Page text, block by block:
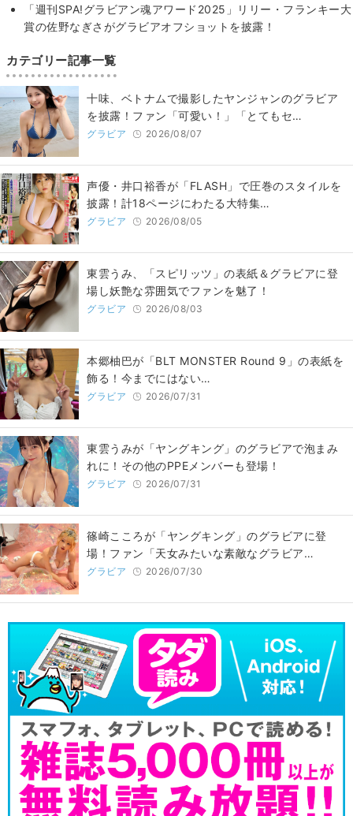
「週刊SPA!グラビアン魂アワード2025」リリー・フランキー大
賞の佐野なぎさがグラビアオフショットを披露！
カテゴリー記事一覧
十味、ベトナムで撮影したヤンジャンのグラビア
を披露！ファン「可愛い！」「とてもセ…
グラビア 2026/08/07
声優・井口裕香が「FLASH」で圧巻のスタイルを
披露！計18ページにわたる大特集…
グラビア 2026/08/05
東雲うみ、「スピリッツ」の表紙＆グラビアに登
場し妖艶な雰囲気でファンを魅了！
グラビア 2026/08/03
本郷柚巴が「BLT MONSTER Round 9」の表紙を
飾る！今までにはない…
グラビア 2026/07/31
東雲うみが「ヤングキング」のグラビアで泡まみ
れに！その他のPPEメンバーも登場！
グラビア 2026/07/31
篠崎こころが「ヤングキング」のグラビアに登
場！ファン「天女みたいな素敵なグラビア…
グラビア 2026/07/30